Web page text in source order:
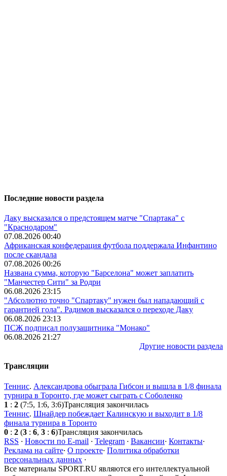
Последние новости раздела
Даку высказался о предстоящем матче "Спартака" с
"Краснодаром"
07.08.2026 00:40
Африканская конфедерация футбола поддержала Инфантино
после скандала
07.08.2026 00:26
Названа сумма, которую "Барселона" может заплатить
"Манчестер Сити" за Родри
06.08.2026 23:15
"Абсолютно точно "Спартаку" нужен был нападающий с
гарантией гола". Радимов высказался о переходе Даку
06.08.2026 23:13
ПСЖ подписал полузащитника "Монако"
06.08.2026 21:27
Другие новости раздела
Трансляции
Теннис. Александрова обыграла Гибсон и вышла в 1/8 финала
турнира в Торонто, где может сыграть с Соболенко
1 : 2 (7:5, 1:6, 3:6)Трансляция закончилась
Теннис. Шнайдер побеждает Калинскую и выходит в 1/8
финала турнира в Торонто
0 : 2 (3 : 6, 3 : 6)Трансляция закончилась
RSS · Новости по E-mail · Telegram · Вакансии· Контакты·
Реклама на сайте· О проекте· Политика обработки
персональных данных ·
Все материалы SPORT.RU являются его интеллектуальной